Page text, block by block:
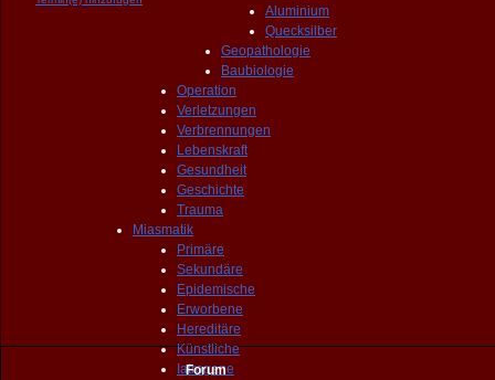
Aluminium
Quecksilber
Geopathologie
Baubiologie
Operation
Verletzungen
Verbrennungen
Lebenskraft
Gesundheit
Geschichte
Trauma
Miasmatik
Primäre
Sekundäre
Epidemische
Erworbene
Hereditäre
Künstliche
Iatrogene
Forum